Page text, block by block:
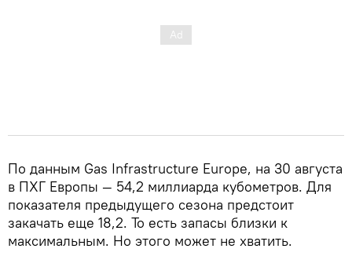
По данным Gas Infrastructure Europe, на 30 августа
в ПХГ Европы — 54,2 миллиарда кубометров. Для
показателя предыдущего сезона предстоит
закачать еще 18,2. То есть запасы близки к
максимальным. Но этого может не хватить.